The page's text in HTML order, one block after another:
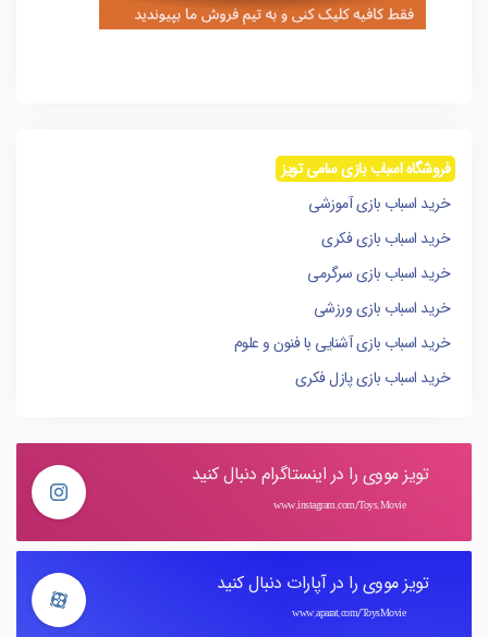
فروشگاه اسباب بازی سامی تویز
خرید اسباب بازی آموزشی
خرید اسباب بازی فکری
خرید اسباب بازی سرگرمی
خرید اسباب بازی ورزشی
خرید اسباب بازی آشنایی با فنون و علوم
خرید اسباب بازی پازل فکری
تویز مووی را در اینستاگرام دنبال کنید
www.instagram.com/Toys.Movie
تویز مووی را در آپارات دنبال کنید
www.aparat.com/ToysMovie